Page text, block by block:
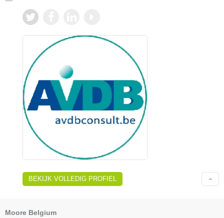
BEKIJK VOLLEDIG PROFIEL
Moore Belgium